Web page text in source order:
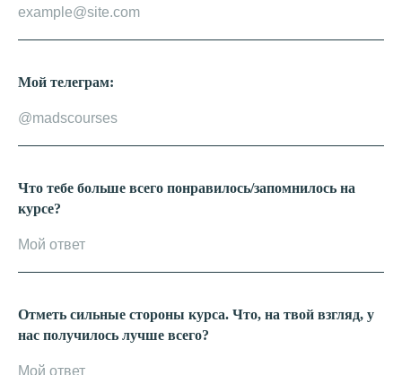
Мой телеграм:
Что тебе больше всего понравилось/запомнилось на
курсе?
Отметь сильные стороны курса. Что, на твой взгляд, у
нас получилось лучше всего?